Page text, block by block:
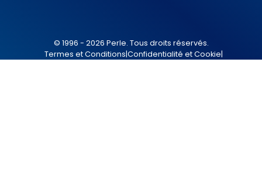
© 1996 - 2026 Perle. Tous droits réservés.
Termes et Conditions|Confidentialité et Cookie|